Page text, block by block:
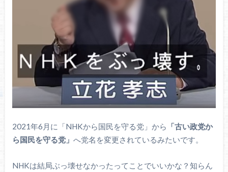
2021年6月に「NHKから国民を守る党」から 「古い政党か
ら国民を守る党」 へ党名を変更されているみたいです。
NHKは結局ぶっ壊せなかったってことでいいかな？知らん